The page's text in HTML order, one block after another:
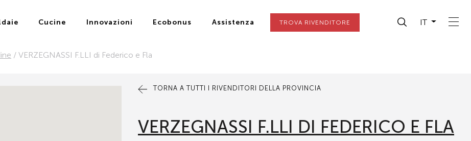
Cucine Innovazioni Ecobonus Assistenza TROVA RIVENDITORE IT
/ VERZEGNASSI F.LLI di Federico e Fla
TORNA A TUTTI I RIVENDITORI DELLA PROVINCIA
VERZEGNASSI F.LLI DI FEDERICO E FLA